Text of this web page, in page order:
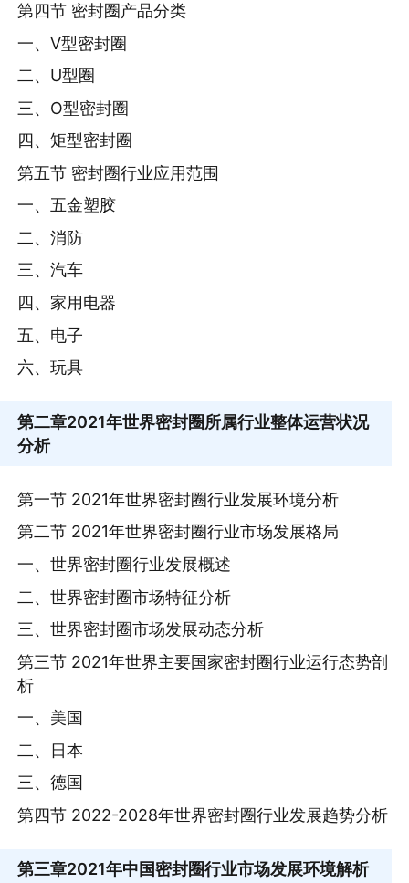
第四节 密封圈产品分类
一、V型密封圈
二、U型圈
三、O型密封圈
四、矩型密封圈
第五节 密封圈行业应用范围
一、五金塑胶
二、消防
三、汽车
四、家用电器
五、电子
六、玩具
第二章2021年世界密封圈所属行业整体运营状况
分析
第一节 2021年世界密封圈行业发展环境分析
第二节 2021年世界密封圈行业市场发展格局
一、世界密封圈行业发展概述
二、世界密封圈市场特征分析
三、世界密封圈市场发展动态分析
第三节 2021年世界主要国家密封圈行业运行态势剖
析
一、美国
二、日本
三、德国
第四节 2022-2028年世界密封圈行业发展趋势分析
第三章2021年中国密封圈行业市场发展环境解析